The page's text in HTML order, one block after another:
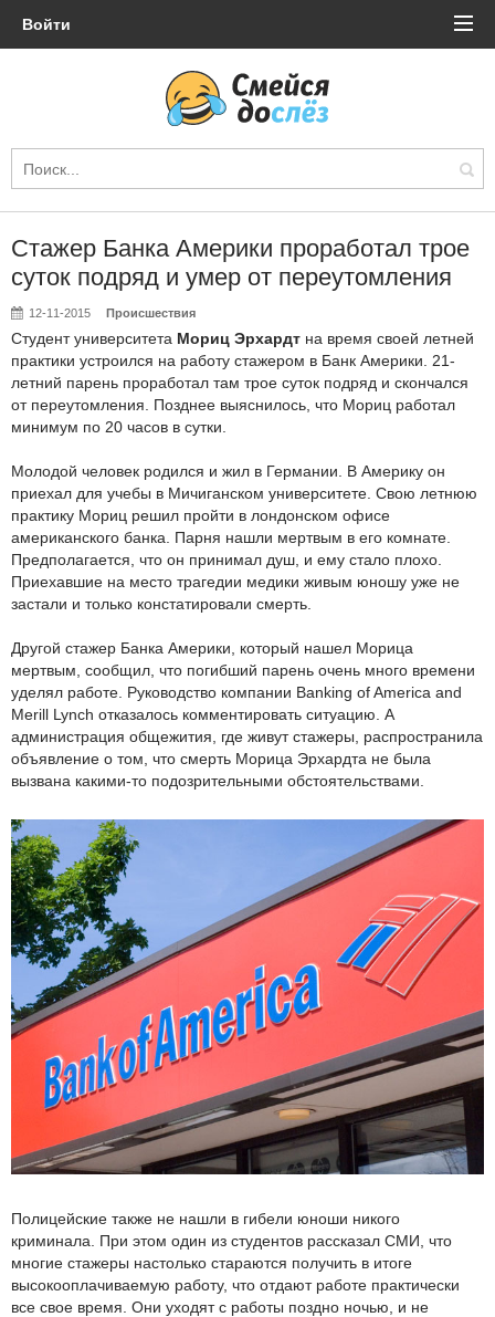
Войти
Стажер Банка Америки проработал трое
суток подряд и умер от переутомления
12-11-2015 Происшествия
Студент университета Мориц Эрхардт на время своей летней
практики устроился на работу стажером в Банк Америки. 21-
летний парень проработал там трое суток подряд и скончался
от переутомления. Позднее выяснилось, что Мориц работал
минимум по 20 часов в сутки.
Молодой человек родился и жил в Германии. В Америку он
приехал для учебы в Мичиганском университете. Свою летнюю
практику Мориц решил пройти в лондонском офисе
американского банка. Парня нашли мертвым в его комнате.
Предполагается, что он принимал душ, и ему стало плохо.
Приехавшие на место трагедии медики живым юношу уже не
застали и только констатировали смерть.
Другой стажер Банка Америки, который нашел Морица
мертвым, сообщил, что погибший парень очень много времени
уделял работе. Руководство компании Banking of America and
Merill Lynch отказалось комментировать ситуацию. А
администрация общежития, где живут стажеры, распространила
объявление о том, что смерть Морица Эрхардта не была
вызвана какими-то подозрительными обстоятельствами.
Полицейские также не нашли в гибели юноши никого
криминала. При этом один из студентов рассказал СМИ, что
многие стажеры настолько стараются получить в итоге
высокооплачиваемую работу, что отдают работе практически
все свое время. Они уходят с работы поздно ночью, и не